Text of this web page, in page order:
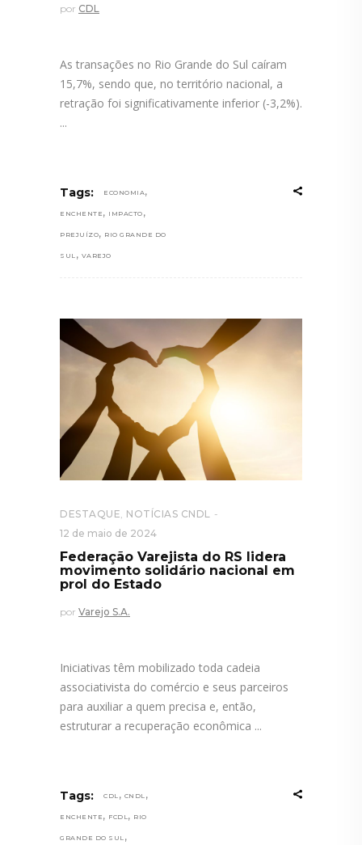
por CDL
As transações no Rio Grande do Sul caíram
15,7%, sendo que, no território nacional, a
retração foi significativamente inferior (-3,2%).
Tags: ECONOMIA,
ENCHENTE , IMPACTO ,
PREJUÍZO, RIO GRANDE DO
SUL , VAREJO
DESTAQUE, NOTÍCIAS CNDL
12 de maio de 2024
Federação Varejista do RS lidera
movimento solidário nacional em
prol do Estado
por Varejo S.A.
Iniciativas têm mobilizado toda cadeia
associativista do comércio e seus parceiros
para auxiliar a quem precisa e, então,
estruturar a recuperação econômica
Tags: CDL , CNDL ,
ENCHENTE , FCDL, RIO
GRANDE DO SUL ,